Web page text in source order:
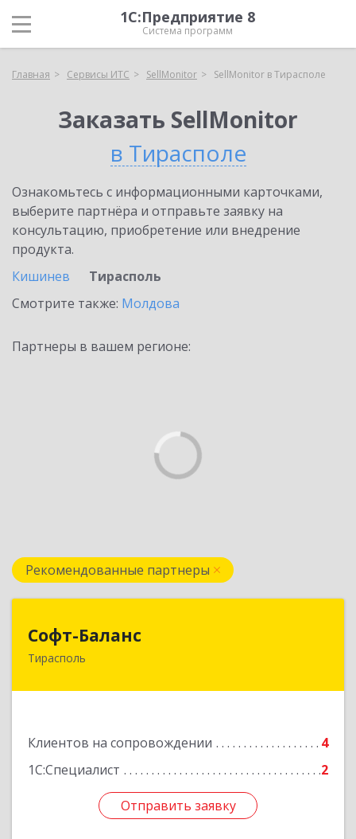
1С:Предприятие 8
Система программ
Главная Сервисы ИТС SellMonitor SellMonitor в Тирасполе
Заказать SellMonitor
в Тирасполе
Ознакомьтесь с информационными карточками,
выберите партнёра и отправьте заявку на
консультацию, приобретение или внедрение
продукта.
Кишинев
Тирасполь
Смотрите также: Молдова
Партнеры в вашем регионе:
Рекомендованные партнеры
Софт-Баланс
Тирасполь
Клиентов на сопровождении
4
1С:Специалист
2
Отправить заявку
Подробнее
Отправить заявку